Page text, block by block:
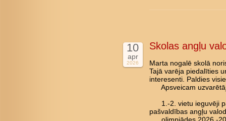
10
apr
2026
Skolas angļu
Marta nogalē skolā
Tajā varēja piedalīties
interesenti. Paldies
Apsveicam
1.-2. vietu ieguvēji
pašvaldības angļu